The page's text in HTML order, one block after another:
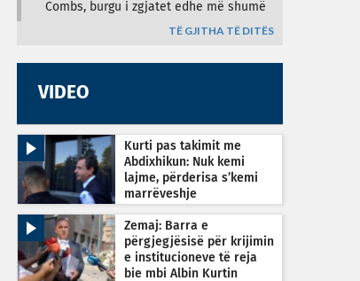
Combs, burgu i zgjatet edhe më shumë
TË GJITHA TË DITËS
VIDEO
Kurti pas takimit me
Abdixhikun: Nuk kemi
lajme, përderisa s’kemi
marrëveshje
Zemaj: Barra e
përgjegjësisë për krijimin
e institucioneve të reja
bie mbi Albin Kurtin